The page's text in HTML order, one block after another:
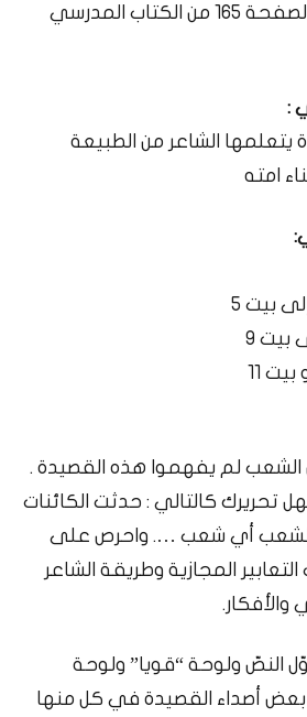
أغاني الحياة” في الصفحة 165 من الكتاب المدرسي
:
يتعلمها الشاعر من الطبيعة
امته
الشعب لم يفهموا هذه القصيدة .
تحريرك كالتالي : حدثت الكائنات
الشعب أي شعب …. واحرص على
المجازية وطريقة الشاعر
النصّ ولوحة “قويا” ولوحة
بعض أصداء القصيدة في كل منها